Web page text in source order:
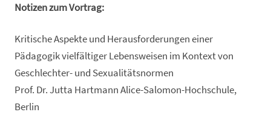
Notizen zum Vortrag:
Kritische Aspekte und Herausforderungen einer
Pädagogik vielfältiger Lebensweisen im Kontext von
Geschlechter- und Sexualitätsnormen
Prof. Dr. Jutta Hartmann Alice-Salomon-Hochschule,
Berlin